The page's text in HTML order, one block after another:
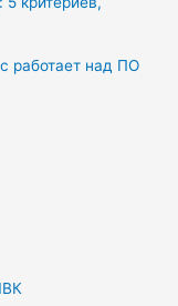
работает над ПО